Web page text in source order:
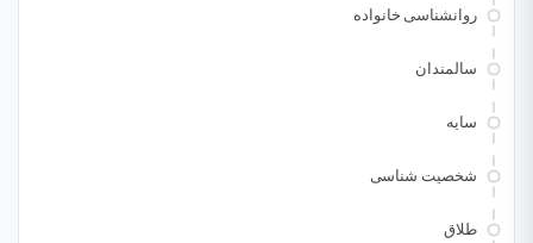
روانشناسی خانواده
سالمندان
سایه
شخصیت شناسی
طلاق